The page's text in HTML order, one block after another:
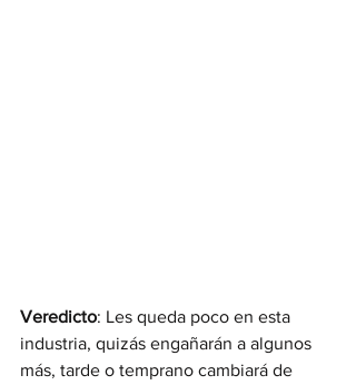
Veredicto: Les queda poco en esta
industria, quizás engañarán a algunos
más, tarde o temprano cambiará de